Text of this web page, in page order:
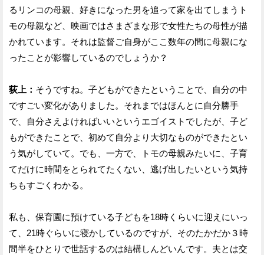
るリンコの母親、好きになった男を追って家を出てしまうト
モの母親など、映画ではさまざまな形で女性たちの母性が描
かれています。それは監督ご自身がここ数年の間に母親にな
ったことが影響しているのでしょうか？
荻上： そうですね。子どもができたということで、自分の中
ですごい変化がありました。それまではほんとに自分勝手
で、自分さえよければいいというエゴイストでしたが、子ど
もができたことで、初めて自分より大切なものができたとい
う気がしていて。でも、一方で、トモの母親みたいに、子育
てだけに時間をとられてたくない、逃げ出したいという気持
ちもすごくわかる。
私も、保育園に預けている子どもを18時くらいに迎えにいっ
て、21時ぐらいに寝かしているのですが、そのたかだか３時
間半をひとりで世話するのは結構しんどいんです。夫とは交